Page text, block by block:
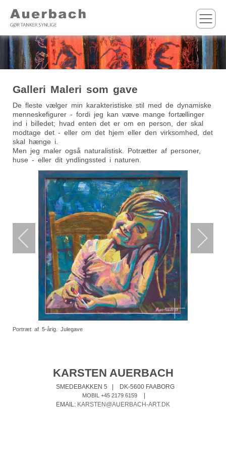
Galleri Maleri som gave
De fleste vælger min karakteristiske stil med de dynamiske
menneskefigurer - fordi jeg kan væve mange fortællinger
ind i billedet; hvad enten det er om en person, der skal
modtage det - eller om det hjem eller den virksomhed, det
skal hænge i.
Men jeg maler også naturalistisk. Potrætter af personer,
huse - eller dit yndlingssted i naturen.
Portræt af 5-årig. Julegave
KARSTEN AUERBACH
SMEDEBAKKEN 5 | DK-5600 FAABORG
MOBIL +45 2179 6159
|
EMAIL: KARSTEN@AUERBACH-ART.DK